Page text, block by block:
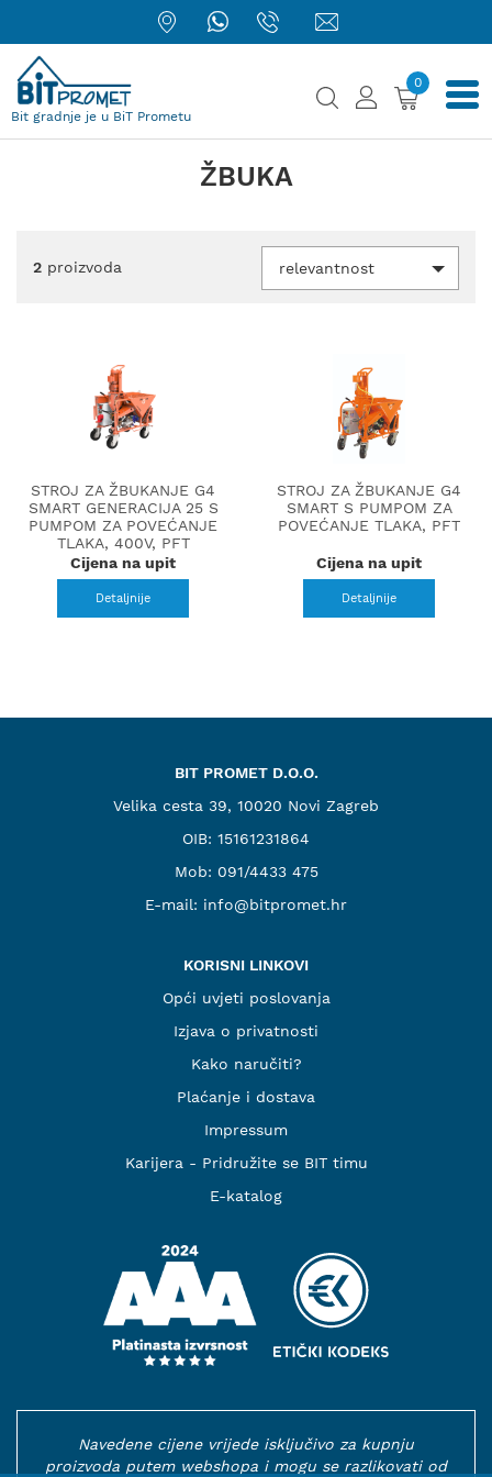
Bit gradnje je u BiT Prometu
0
ŽBUKA
2 proizvoda relevantnost
STROJ ZA ŽBUKANJE G4
SMART GENERACIJA 25 S
PUMPOM ZA POVEĆANJE
TLAKA, 400V, PFT
Cijena na upit
Detaljnije
STROJ ZA ŽBUKANJE G4
SMART S PUMPOM ZA
POVEĆANJE TLAKA, PFT
Cijena na upit
Detaljnije
BIT PROMET D.O.O.
Velika cesta 39, 10020 Novi Zagreb
OIB: 15161231864
Mob: 091/4433 475
E-mail: info@bitpromet.hr
KORISNI LINKOVI
Opći uvjeti poslovanja
Izjava o privatnosti
Kako naručiti?
Plaćanje i dostava
Impressum
Karijera - Pridružite se BIT timu
E-katalog
Navedene cijene vrijede isključivo za kupnju
proizvoda putem webshopa i mogu se razlikovati od